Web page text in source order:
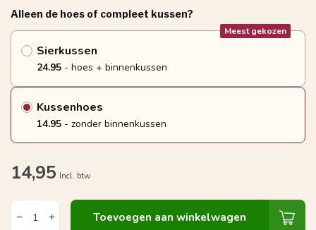
Alleen de hoes of compleet kussen?
Sierkussen
Meest gekozen
24.95 - hoes + binnenkussen
Kussenhoes
14.95 - zonder binnenkussen
14,95 Incl. btw
Toevoegen aan winkelwagen